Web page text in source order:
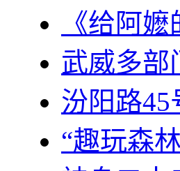
《给阿
武威多部
汾阳路45
“趣玩森